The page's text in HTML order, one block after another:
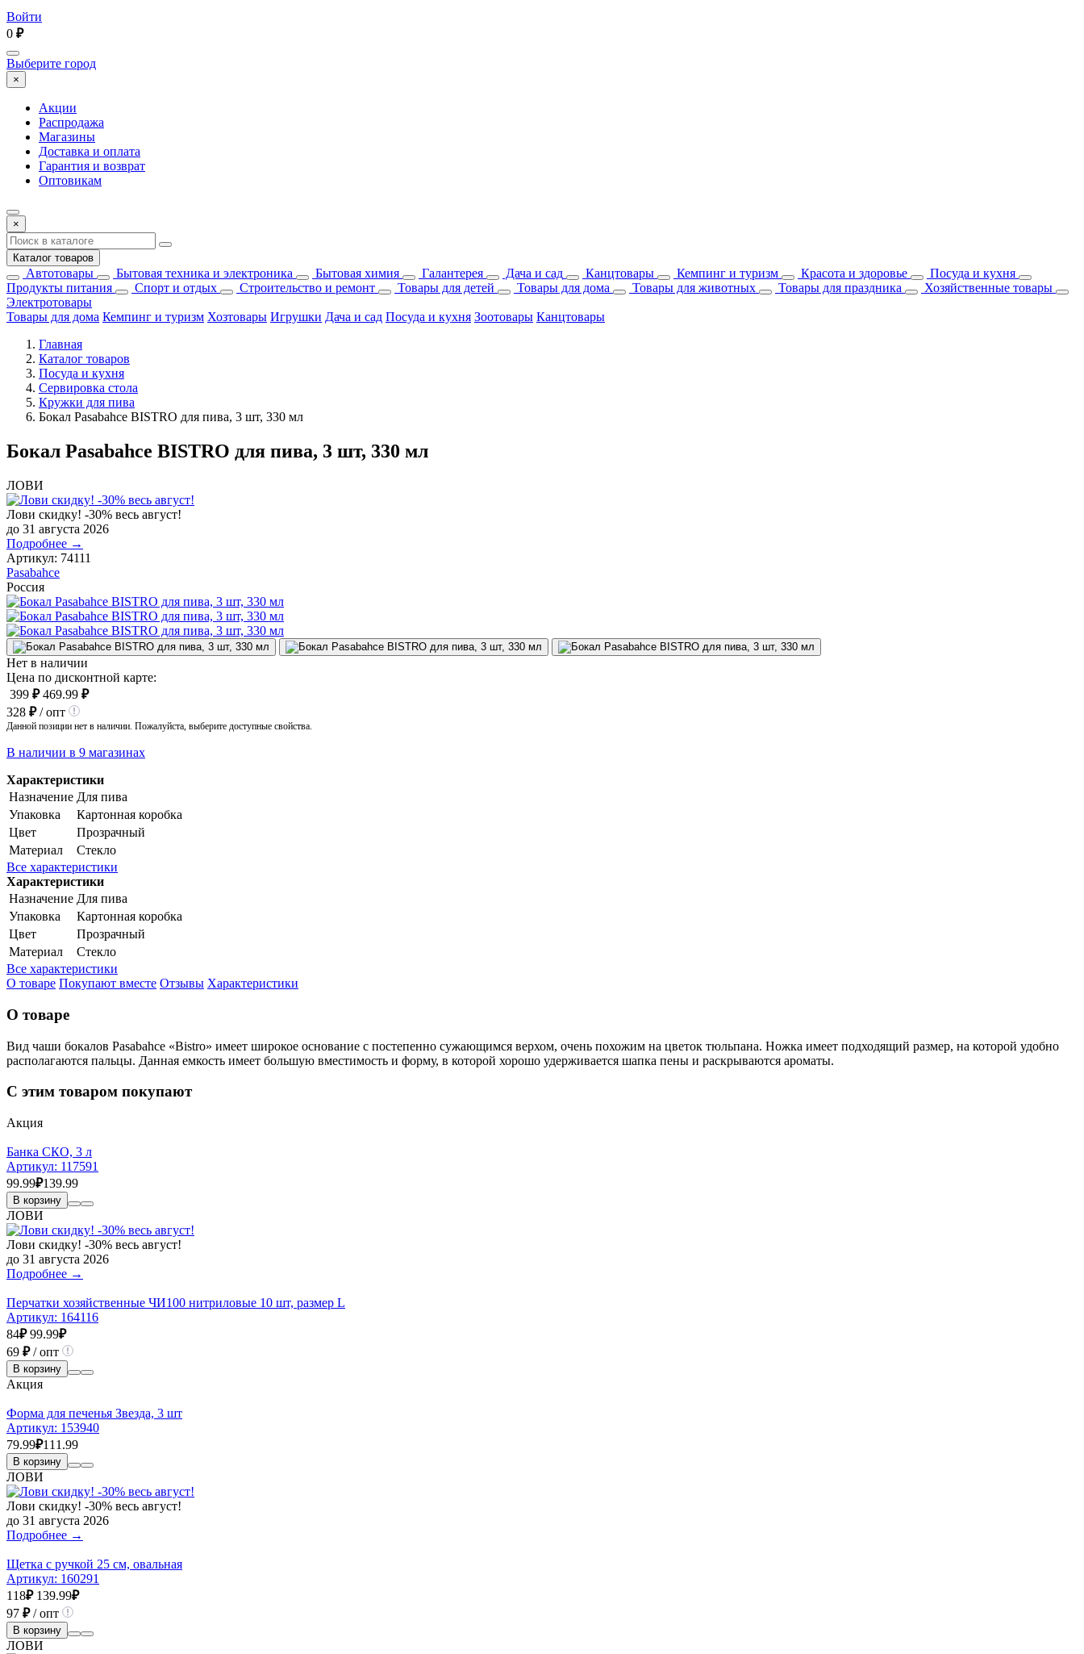
Войти
0 ₽
Выберите город
×
Акции
Распродажа
Магазины
Доставка и оплата
Гарантия и возврат
Оптовикам
×
Каталог товаров
Автотовары Бытовая техника и электроника Бытовая химия Галантерея Дача и сад Канцтовары Кемпинг и туризм Красота и здоровье
Посуда и кухня
Продукты питания
Спорт и отдых Строительство и ремонт Товары для детей Товары для дома Товары для животных Товары для праздника
Хозяйственные товары
Электротовары
Товары для дома Кемпинг и туризм Хозтовары Игрушки Дача и сад Посуда и кухня Зоотовары Канцтовары
Главная
Каталог товаров
Посуда и кухня
Сервировка стола
Кружки для пива
Бокал Pasabahce BISTRO для пива, 3 шт, 330 мл
Бокал Pasabahce BISTRO для пива, 3 шт, 330 мл
ЛОВИ
Лови скидку! -30% весь август!
до 31 августа 2026
Подробнее →
Артикул: 74111
Pasabahce
Россия
Нет в наличии
Цена по дисконтной карте:
399 ₽ 469.99 ₽
328 ₽/ опт
Данной позиции нет в наличии. Пожалуйста, выберите доступные свойства.
В наличии в 9 магазинах
Характеристики
Назначение Для пива
Упаковка
Картонная коробка
Цвет
Прозрачный
Материал
Стекло
Все характеристики
Характеристики
Назначение Для пива
Упаковка
Картонная коробка
Цвет
Прозрачный
Материал
Стекло
Все характеристики
О товаре Покупают вместе Отзывы Характеристики
О товаре
Вид чаши бокалов Pasabahce «Bistro» имеет широкое основание с постепенно сужающимся верхом, очень похожим на цветок тюльпана. Ножка имеет подходящий размер, на которой удобно
располагаются пальцы. Данная емкость имеет большую вместимость и форму, в которой хорошо удерживается шапка пены и раскрываются ароматы.
С этим товаром покупают
Акция
Банка СКО, 3 л
Артикул: 117591
99.99₽139.99
В корзину
ЛОВИ
Лови скидку! -30% весь август!
до 31 августа 2026
Подробнее →
Перчатки хозяйственные ЧИ100 нитриловые 10 шт, размер L
Артикул: 164116
84₽ 99.99₽
69 ₽/ опт
В корзину
Акция
Форма для печенья Звезда, 3 шт
Артикул: 153940
79.99₽111.99
В корзину
ЛОВИ
Лови скидку! -30% весь август!
до 31 августа 2026
Подробнее →
Щетка с ручкой 25 см, овальная
Артикул: 160291
118₽ 139.99₽
97 ₽/ опт
В корзину
ЛОВИ